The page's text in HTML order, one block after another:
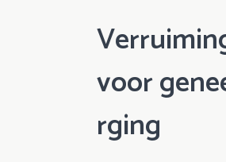
voor
rging